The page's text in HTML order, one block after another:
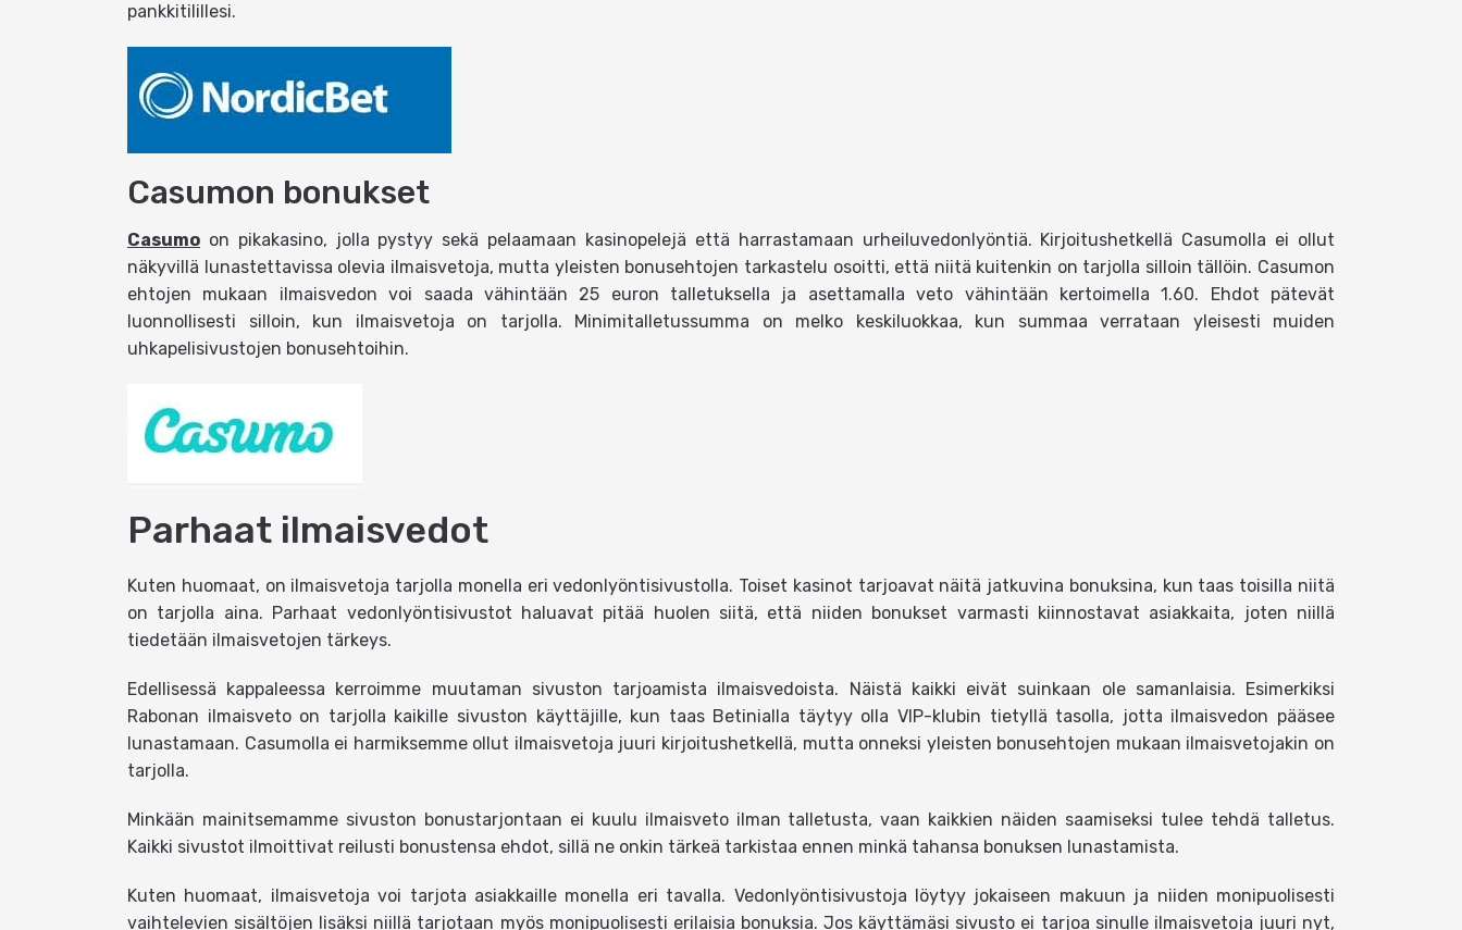
pankkitilillesi.
Casumon bonukset
Casumo on pikakasino, jolla pystyy sekä pelaamaan kasinopelejä että harrastamaan urheiluvedonlyöntiä. Kirjoitushetkellä Casumolla ei ollut
näkyvillä lunastettavissa olevia ilmaisvetoja, mutta yleisten bonusehtojen tarkastelu osoitti, että niitä kuitenkin on tarjolla silloin tällöin. Casumon
ehtojen mukaan ilmaisvedon voi saada vähintään 25 euron talletuksella ja asettamalla veto vähintään kertoimella 1.60. Ehdot pätevät
luonnollisesti silloin, kun ilmaisvetoja on tarjolla. Minimitalletussumma on melko keskiluokkaa, kun summaa verrataan yleisesti muiden
uhkapelisivustojen bonusehtoihin.
Parhaat ilmaisvedot
Kuten huomaat, on ilmaisvetoja tarjolla monella eri vedonlyöntisivustolla. Toiset kasinot tarjoavat näitä jatkuvina bonuksina, kun taas toisilla niitä
on tarjolla aina. Parhaat vedonlyöntisivustot haluavat pitää huolen siitä, että niiden bonukset varmasti kiinnostavat asiakkaita, joten niillä
tiedetään ilmaisvetojen tärkeys.
Edellisessä kappaleessa kerroimme muutaman sivuston tarjoamista ilmaisvedoista. Näistä kaikki eivät suinkaan ole samanlaisia. Esimerkiksi
Rabonan ilmaisveto on tarjolla kaikille sivuston käyttäjille, kun taas Betinialla täytyy olla VIP-klubin tietyllä tasolla, jotta ilmaisvedon pääsee
lunastamaan. Casumolla ei harmiksemme ollut ilmaisvetoja juuri kirjoitushetkellä, mutta onneksi yleisten bonusehtojen mukaan ilmaisvetojakin on
tarjolla.
Minkään mainitsemamme sivuston bonustarjontaan ei kuulu ilmaisveto ilman talletusta, vaan kaikkien näiden saamiseksi tulee tehdä talletus.
Kaikki sivustot ilmoittivat reilusti bonustensa ehdot, sillä ne onkin tärkeä tarkistaa ennen minkä tahansa bonuksen lunastamista.
Kuten huomaat, ilmaisvetoja voi tarjota asiakkaille monella eri tavalla. Vedonlyöntisivustoja löytyy jokaiseen makuun ja niiden monipuolisesti
vaihtelevien sisältöjen lisäksi niillä tarjotaan myös monipuolisesti erilaisia bonuksia. Jos käyttämäsi sivusto ei tarjoa sinulle ilmaisvetoja juuri nyt,